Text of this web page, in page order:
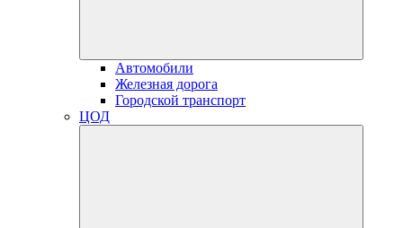
Автомобили
Железная дорога
Городской транспорт
ЦОД